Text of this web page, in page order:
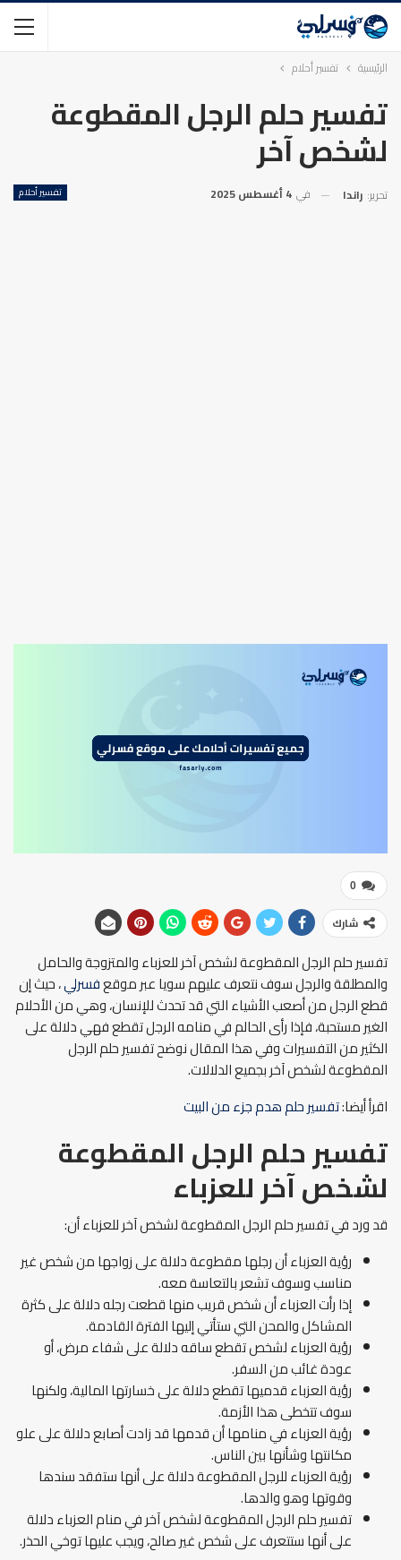
الرئيسية تفسير أحلام
تفسير حلم الرجل المقطوعة
لشخص آخر
تفسير أحلام تحرير: راندا في 4 أغسطس 2025
0
شارك
تفسير حلم الرجل المقطوعة لشخص آخر للعزباء والمتزوجة والحامل
والمطلقة والرجل سوف نتعرف عليهم سويا عبر موقعفسرلي، حيث إن
قطع الرجل من أصعب الأشياء التي قد تحدث للإنسان، وهي من الأحلام
الغير مستحبة، فإذا رأى الحالم في منامه الرجل تقطع فهي دلالة على
الكثير من التفسيرات وفي هذا المقال نوضح تفسير حلم الرجل
المقطوعة لشخص آخر بجميع الدلالات.
اقرأ أيضا:تفسير حلم هدم جزء من البيت
تفسير حلم الرجل المقطوعة
لشخص آخر للعزباء
قد ورد في تفسير حلم الرجل المقطوعة لشخص آخر للعزباء أن:
رؤية العزباء أن رجلها مقطوعة دلالة على زواجها من شخص غير
مناسب وسوف تشعر بالتعاسة معه.
إذا رأت العزباء أن شخص قريب منها قطعت رجله دلالة على كثرة
المشاكل والمحن التي ستأتي إليها الفترة القادمة.
رؤية العزباء لشخص تقطع ساقه دلالة على شفاء مرض، أو
عودة غائب من السفر.
رؤية العزباء قدميها تقطع دلالة على خسارتها المالية، ولكنها
سوف تتخطى هذا الأزمة.
رؤية العزباء في منامها أن قدمها قد زادت أصابع دلالة على علو
مكانتها وشأنها بين الناس.
رؤية العزباء للرجل المقطوعة دلالة على أنها ستفقد سندها
وقوتها وهو والدها.
تفسير حلم الرجل المقطوعة لشخص آخر في منام العزباء دلالة
على أنها ستتعرف على شخص غير صالح، ويجب عليها توخي الحذر.